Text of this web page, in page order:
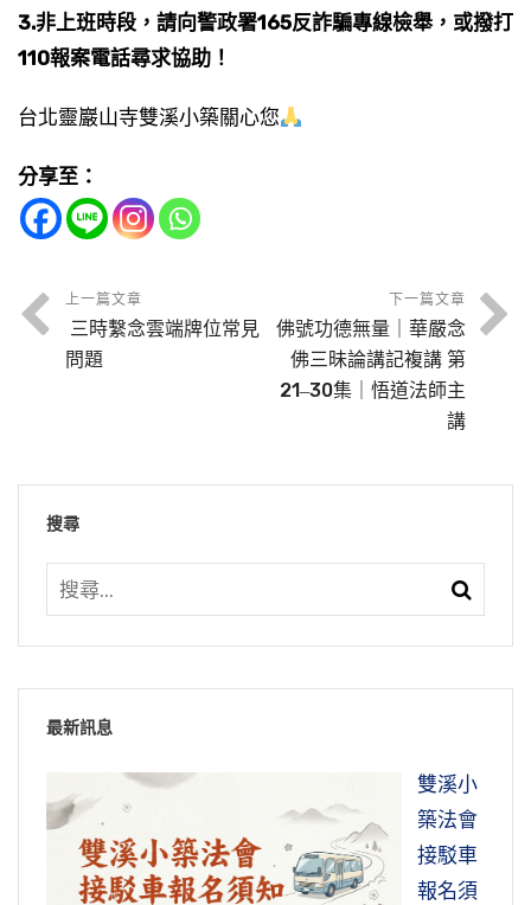
3.非上班時段，請向警政署165反詐騙專線檢舉，或撥打
110報案電話尋求協助！
台北靈巖山寺雙溪小築關心您
分享至：
上一篇文章
三時繫念雲端牌位常見
問題
下一篇文章
佛號功德無量｜華嚴念
佛三昧論講記複講 第
21‒30集｜悟道法師主
講
搜尋
最新訊息
雙溪小
築法會
接駁車
報名須